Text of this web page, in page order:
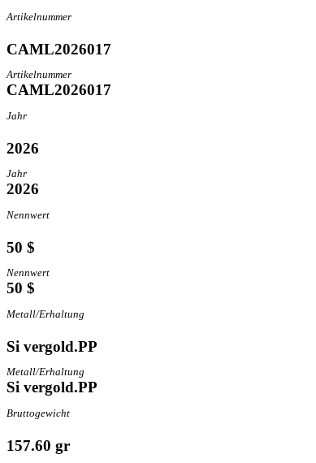
Artikelnummer
CAML2026017
Artikelnummer
CAML2026017
Jahr
2026
Jahr
2026
Nennwert
50 $
Nennwert
50 $
Metall/Erhaltung
Si vergold.PP
Metall/Erhaltung
Si vergold.PP
Bruttogewicht
157.60 gr